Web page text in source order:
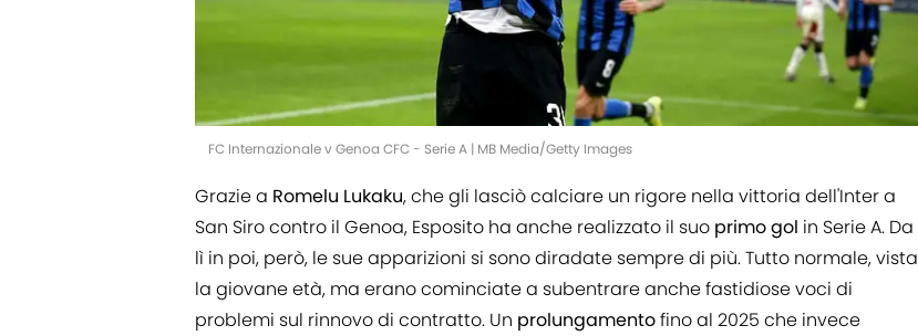
FC Internazionale v Genoa CFC - Serie A | MB Media/Getty Images
Grazie a Romelu Lukaku, che gli lasciò calciare un rigore nella vittoria dell'Inter a
San Siro contro il Genoa, Esposito ha anche realizzato il suo primo gol in Serie A. Da
lì in poi, però, le sue apparizioni si sono diradate sempre di più. Tutto normale, vista
la giovane età, ma erano cominciate a subentrare anche fastidiose voci di
problemi sul rinnovo di contratto. Un prolungamentofino al 2025 che invece